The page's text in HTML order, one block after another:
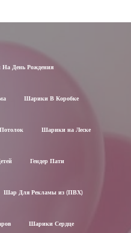
День Рождения
Шарики В Коробке
Шарики на Леске
Гендер Пати
Шар Для Рекламы из (ПВХ)
Шарики Сердце